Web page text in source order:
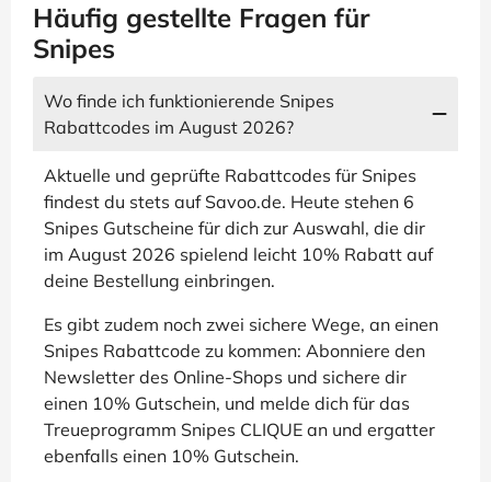
Häufig gestellte Fragen für
Snipes
Wo finde ich funktionierende Snipes
Rabattcodes im August 2026?
Aktuelle und geprüfte Rabattcodes für Snipes
findest du stets auf Savoo.de. Heute stehen 6
Snipes Gutscheine für dich zur Auswahl, die dir
im August 2026 spielend leicht 10% Rabatt auf
deine Bestellung einbringen.
Es gibt zudem noch zwei sichere Wege, an einen
Snipes Rabattcode zu kommen: Abonniere den
Newsletter des Online-Shops und sichere dir
einen 10% Gutschein, und melde dich für das
Treueprogramm Snipes CLIQUE an und ergatter
ebenfalls einen 10% Gutschein.